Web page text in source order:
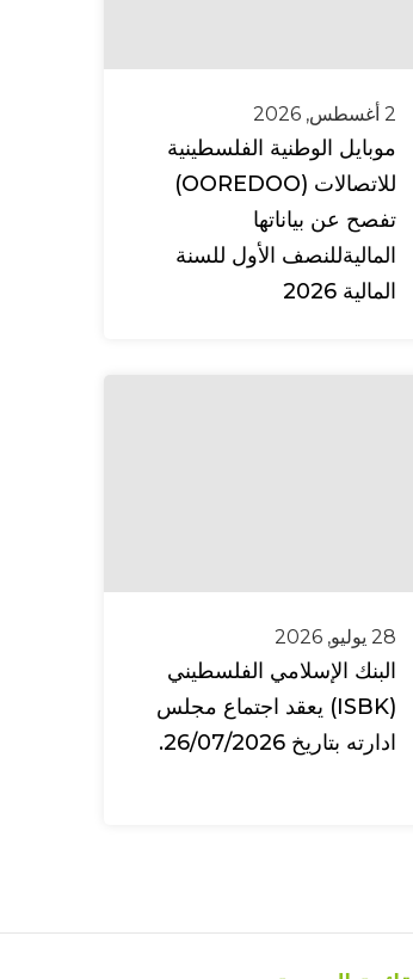
2 أغسطس, 2026
موبايل الوطنية الفلسطينية
للاتصالات (OOREDOO)
تفصح عن بياناتها
الماليةللنصف الأول للسنة
المالية 2026
28 يوليو, 2026
البنك الإسلامي الفلسطيني
(ISBK) يعقد اجتماع مجلس
ادارته بتاريخ 26/07/2026.